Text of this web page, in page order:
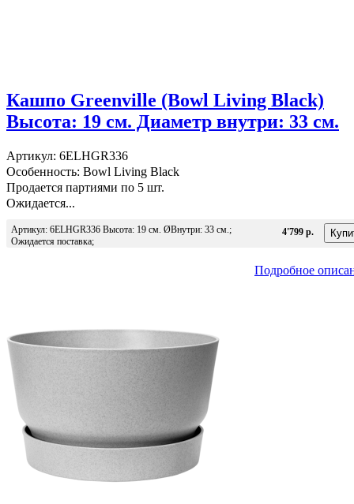
Кашпо Greenville (Bowl Living Black)
Высота: 19 см. Диаметр внутри: 33 см.
Артикул: 6ELHGR336
Особенность: Bowl Living Black
Продается партиями по 5 шт.
Ожидается...
Артикул: 6ELHGR336 Высота: 19 см. ØВнутри: 33 см.;
Ожидается поставка;
4'799 р.
Подробное